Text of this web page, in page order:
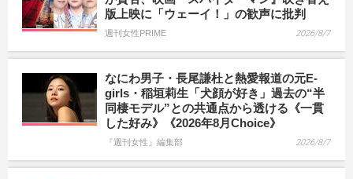
版上映に「ウェーイ！」の歓声に批判
週刊女性PRIME 2026/8/7
なにわ男子・長尾謙杜と熱愛報道の元E-
girls・稲垣莉生「犬顔が好き」過去の“半
同棲モデル”との共通点から透ける《一貫
した好み》《2026年8月Choice》
『週刊女性』編集部 2026/8/7